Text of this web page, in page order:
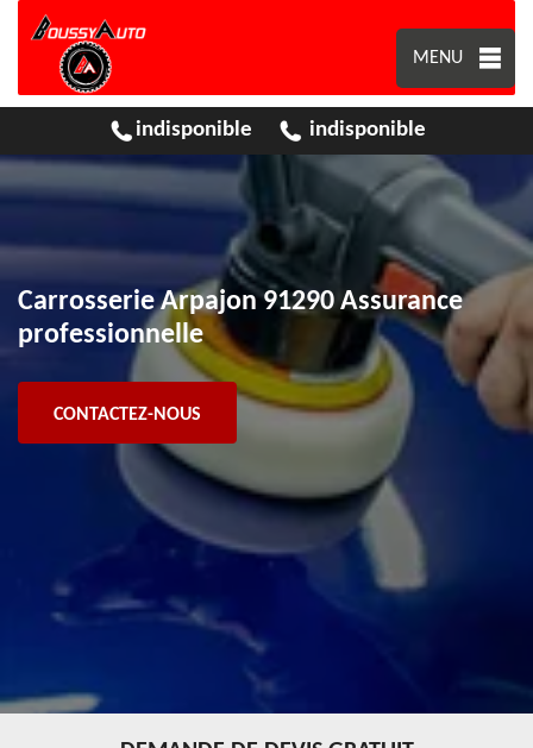
MENU
indisponible indisponible
Carrosserie Arpajon 91290 Assurance
professionnelle
CONTACTEZ-NOUS